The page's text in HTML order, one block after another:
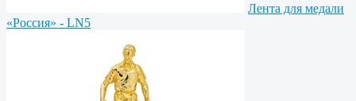
Лента для медали
«Россия» - LN5